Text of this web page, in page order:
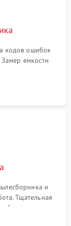
кодов ошибок
емкости
зарядки.
падения для
и
Тщательная
и плат от
с